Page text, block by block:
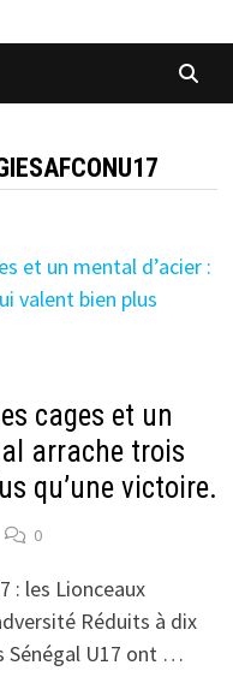
cages et un
arrache trois
qu’une victoire.
0
: les Lionceaux
Réduits à dix
Sénégal U17 ont …